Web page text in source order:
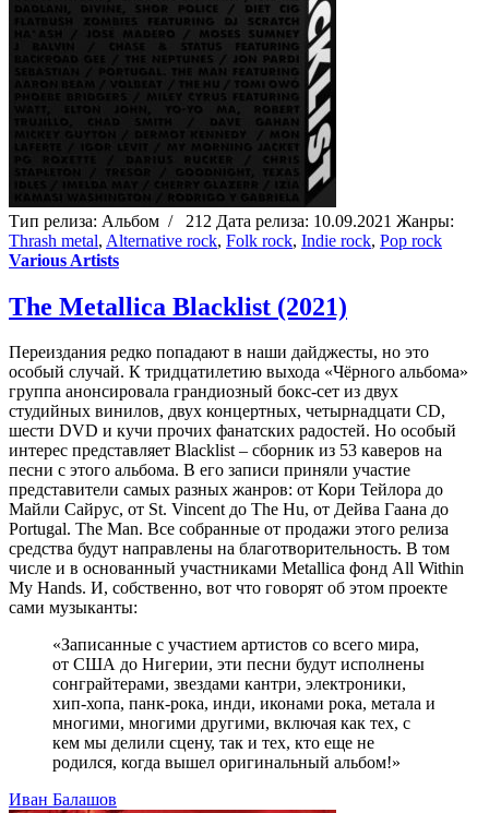
Тип релиза: Альбом / 212 Дата релиза: 10.09.2021 Жанры:
Thrash metal, Alternative rock, Folk rock, Indie rock, Pop rock
Various Artists
The Metallica Blacklist (2021)
Переиздания редко попадают в наши дайджесты, но это
особый случай. К тридцатилетию выхода «Чёрного альбома»
группа анонсировала грандиозный бокс-сет из двух
студийных винилов, двух концертных, четырнадцати CD,
шести DVD и кучи прочих фанатских радостей. Но особый
интерес представляет Blacklist – сборник из 53 каверов на
песни с этого альбома. В его записи приняли участие
представители самых разных жанров: от Кори Тейлора до
Майли Сайрус, от St. Vincent до The Hu, от Дейва Гаана до
Portugal. The Man. Все собранные от продажи этого релиза
средства будут направлены на благотворительность. В том
числе и в основанный участниками Metallica фонд All Within
My Hands. И, собственно, вот что говорят об этом проекте
сами музыканты:
«Записанные с участием артистов со всего мира,
от США до Нигерии, эти песни будут исполнены
сонграйтерами, звездами кантри, электроники,
хип-хопа, панк-рока, инди, иконами рока, метала и
многими, многими другими, включая как тех, с
кем мы делили сцену, так и тех, кто еще не
родился, когда вышел оригинальный альбом!»
Иван Балашов